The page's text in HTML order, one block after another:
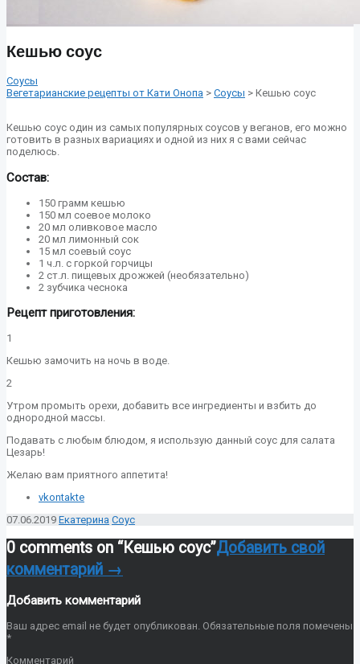
Кешью соус
Соусы
Вегетарианские рецепты от Кати Онопа > Соусы > Кешью соус
Кешью соус один из самых популярных соусов у веганов, его можно
готовить в разных вариациях и одной из них я с вами сейчас
поделюсь.
Состав:
150 грамм кешью
150 мл соевое молоко
20 мл оливковое масло
20 мл лимонный сок
15 мл соевый соус
1 ч.л. с горкой горчицы
2 ст.л. пищевых дрожжей (необязательно)
2 зубчика чеснока
Рецепт приготовления:
1
Кешью замочить на ночь в воде.
2
Утром промыть орехи, добавить все ингредиенты и взбить до
однородной массы.
Подавать с любым блюдом, я использую данный соус для салата
Цезарь!
Желаю вам приятного аппетита!
vkontakte
07.06.2019 Екатерина Соус
0 comments on “Кешью соус”Добавить свой
комментарий →
Добавить комментарий
Ваш адрес email не будет опубликован. Обязательные поля помечены
*
Комментарий